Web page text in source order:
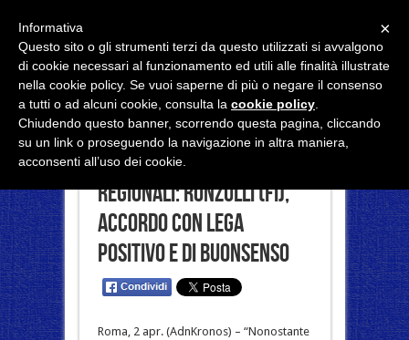
Regionali: Ronzulli (Fi),
accordo con Lega
positivo e di buonsenso
Roma, 2 apr. (AdnKronos) – “Nonostante
×
Informativa
Questo sito o gli strumenti terzi da questo utilizzati si avvalgono
di cookie necessari al funzionamento ed utili alle finalità illustrate
nella cookie policy. Se vuoi saperne di più o negare il consenso
a tutti o ad alcuni cookie, consulta la cookie policy
Chiudendo questo banner, scorrendo questa pagina, cliccando
su un link o proseguendo la navigazione in altra maniera,
acconsenti all’uso dei cookie.